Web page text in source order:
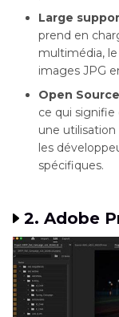
Large
prend en
multimédia,
images JPG
Open
ce qui
une
les
spécifiques.
2. Adobe